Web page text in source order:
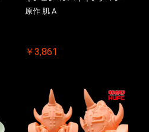
原作 肌 A
￥3,861